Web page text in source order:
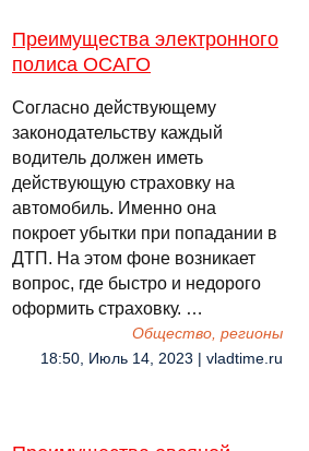
Преимущества электронного
полиса ОСАГО
Согласно действующему
законодательству каждый
водитель должен иметь
действующую страховку на
автомобиль. Именно она
покроет убытки при попадании в
ДТП. На этом фоне возникает
вопрос, где быстро и недорого
оформить страховку. …
Общество, регионы
18:50, Июль 14, 2023 | vladtime.ru